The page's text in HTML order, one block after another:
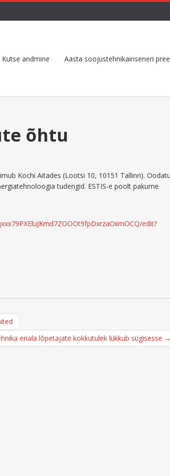
Kutse andmine Aasta soojustehnikainseneri
õhtu
Kochi Aitades (Lootsi 10, 10151 Tallinn).
tudengid. ESTIS-e poolt pakume
edit?
eriala lõpetajate kokkutulek lükkub sügisesse →